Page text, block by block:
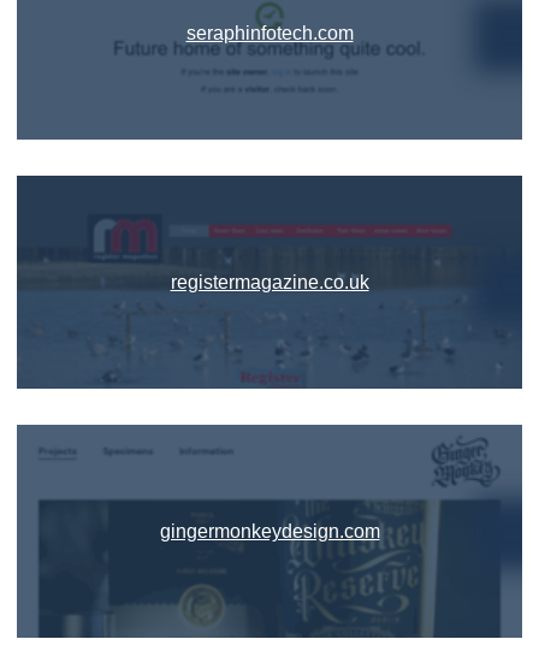
seraphinfotech.com
registermagazine.co.uk
gingermonkeydesign.com